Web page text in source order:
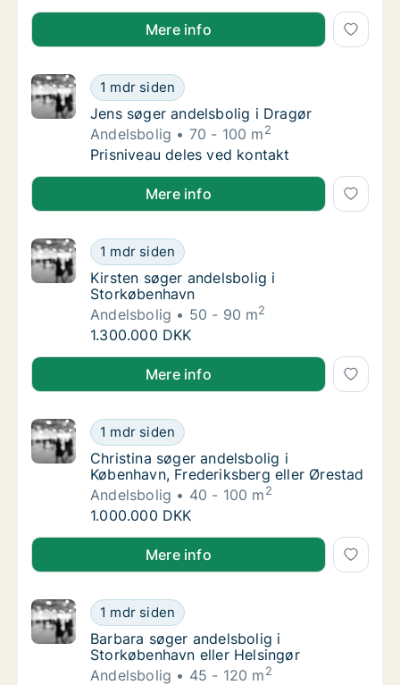
Paolo søger andelsbolig i Østerbro, Nørrebro eller
Mere info
Jens søger andelsbolig i Dragør
1 mdr siden
Jens søger andelsbolig i Dragør
Jens søger andelsbolig i Dragør
Andelsbolig
70 - 100 m2
Jens søger andelsbolig i Dragør
Prisniveau deles ved kontakt
Jens søger andelsbolig i Dragør
Mere info
Kirsten søger andelsbolig i Storkøbenhavn
1 mdr siden
Kirsten søger andelsbolig i Storkøbenhavn
Kirsten søger andelsbolig i
Storkøbenhavn
Andelsbolig
50 - 90 m2
Kirsten søger andelsbolig i Storkøbenhavn
1.300.000 DKK
Kirsten søger andelsbolig i Storkøbenhavn
Mere info
Christina søger andelsbolig i København,
1 mdr siden
Christina søger andelsbolig i København,
Christina søger andelsbolig i
København, Frederiksberg eller Ørestad
Andelsbolig
40 - 100 m2
Christina søger andelsbolig i København,
1.000.000 DKK
Christina søger andelsbolig i København,
Mere info
Barbara søger andelsbolig i Storkøbenhavn
1 mdr siden
Barbara søger andelsbolig i Storkøbenhavn
Barbara søger andelsbolig i
Storkøbenhavn eller Helsingør
Andelsbolig
45 - 120 m2